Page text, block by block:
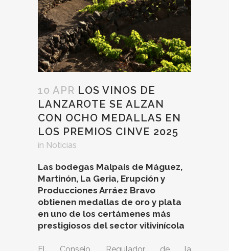
10 APR LOS VINOS DE
LANZAROTE SE ALZAN
CON OCHO MEDALLAS EN
LOS PREMIOS CINVE 2025
in Noticias
Las bodegas Malpaís de Máguez,
Martinón, La Geria, Erupción y
Producciones Arráez Bravo
obtienen medallas de oro y plata
en uno de los certámenes más
prestigiosos del sector vitivinícola